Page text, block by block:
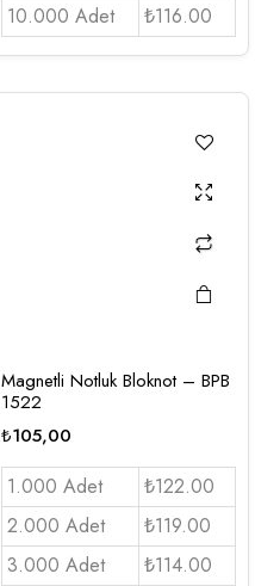
10.000 Adet
₺116.00
Magnetli Notluk Bloknot – BPB
1522
₺105,00
1.000 Adet
₺122.00
2.000 Adet
₺119.00
3.000 Adet
₺114.00